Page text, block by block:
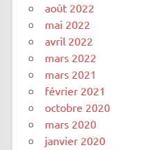
août 2022
mai 2022
avril 2022
mars 2022
mars 2021
février 2021
octobre 2020
mars 2020
janvier 2020